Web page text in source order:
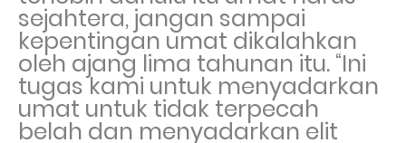
sejahtera, jangan sampai
kepentingan umat dikalahkan
oleh ajang lima tahunan itu. “Ini
tugas kami untuk menyadarkan
umat untuk tidak terpecah
belah dan menyadarkan elit